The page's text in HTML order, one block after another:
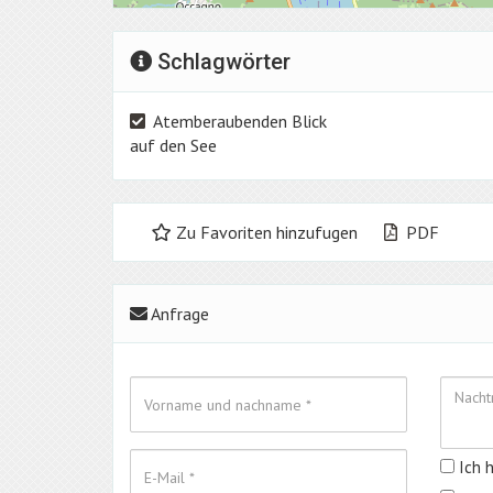
Schlagwörter
Atemberaubenden Blick
auf den See
Zu Favoriten hinzufugen PDF
Anfrage
Ich